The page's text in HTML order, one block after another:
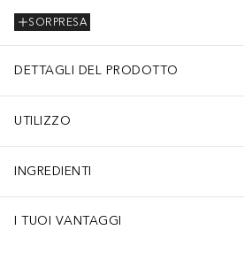
SORPRESA
DETTAGLI DEL PRODOTTO
UTILIZZO
INGREDIENTI
I TUOI VANTAGGI